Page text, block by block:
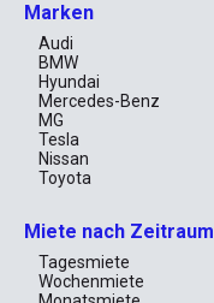
Marken
Audi
BMW
Hyundai
Mercedes-Benz
MG
Tesla
Nissan
Toyota
Miete nach Zeitraum
Tagesmiete
Wochenmiete